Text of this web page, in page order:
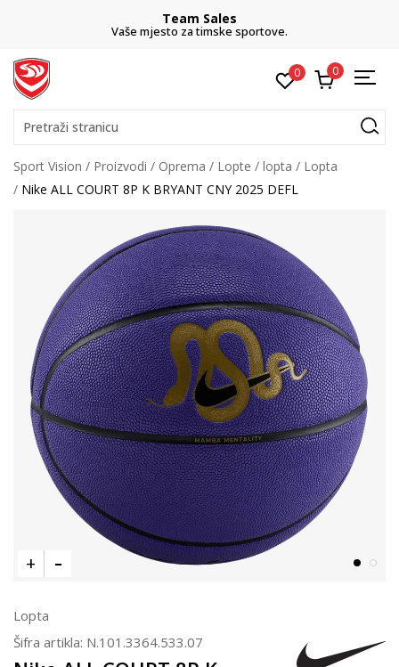
Team Sales
Vaše mjesto za timske sportove.
0 0
Pretraži stranicu
Sport Vision Proizvodi Oprema Lopte lopta
Lopta
Nike ALL COURT 8P K BRYANT CNY 2025 DEFL
Lopta
Šifra artikla: N.101.3364.533.07